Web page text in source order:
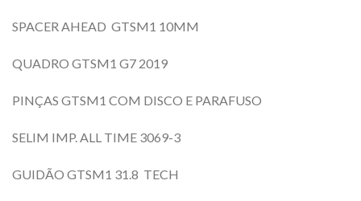
SPACER AHEAD GTSM1 10MM
QUADRO GTSM1 G7 2019
PINÇAS GTSM1 COM DISCO E PARAFUSO
SELIM IMP. ALL TIME 3069-3
GUIDÃO GTSM1 31.8 TECH